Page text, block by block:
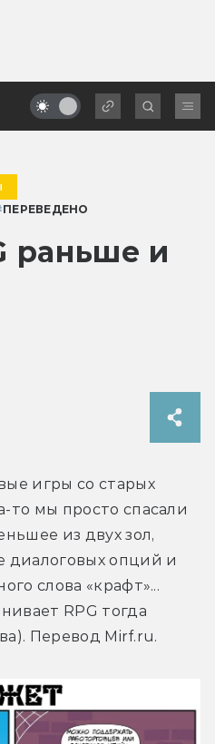
ПЕРЕВЕДЕНО
раньше и
игры со старых
то мы просто спасали
из двух зол,
диалоговых опций и
слова «крафт»...
RPG тогда
Перевод Mirf.ru.